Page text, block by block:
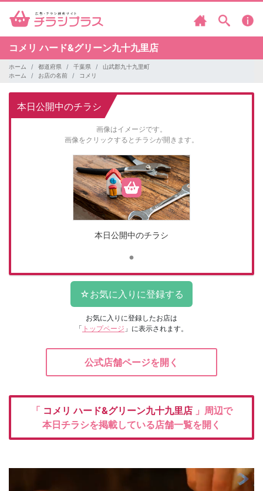
コメリハード&グリーン九十九里店
ホーム 都道府県 千葉県
山武郡九十九里町
ホーム
お店の名前 コメリ
本日公開中のチラシ
画像はイメージです。
画像をクリックするとチラシが開きます。
本日公開中のチラシ
お気に入りに登録したお店は
「 トップページ 」に表示されます。
公式店舗ページを開く
「 コメリハード&グリーン九十九里店 」周辺で
本日チラシを掲載している店舗一覧を開く